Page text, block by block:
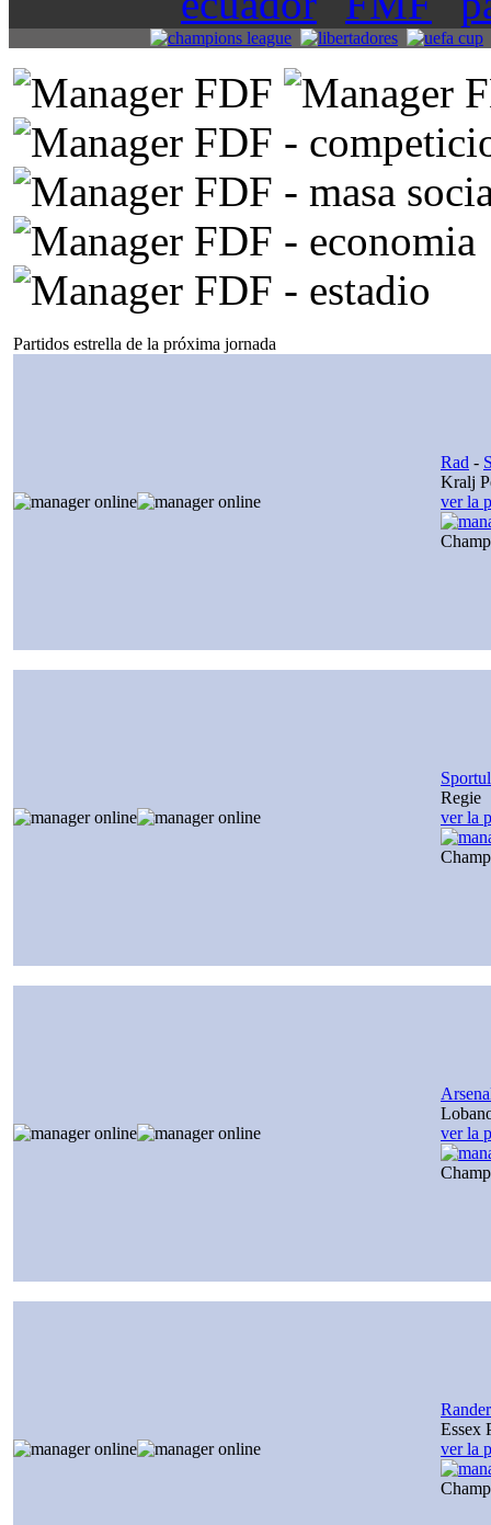
Partidos estrella de la próxima jornada
Rad -
Kralj
ver la
Regie
ver la
ver la
Essex
ver la